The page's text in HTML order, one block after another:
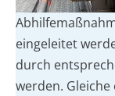
eingeleitet
durch
werden.